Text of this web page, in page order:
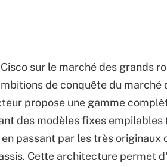
sur le marché des grands
de conquête du marché
propose une gamme
des modèles fixes empilables
passant par les très
Cette architecture permet